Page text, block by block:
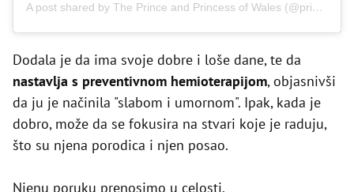
A post shared by The Prince and Princess of Wales (@princeandprincessofwales)
Dodala je da ima svoje dobre i loše dane, te da
nastavlja s preventivnom hemioterapijom, objasnivši
da ju je načinila "slabom i umornom". Ipak, kada je
dobro, može da se fokusira na stvari koje je raduju,
što su njena porodica i njen posao.
Njenu poruku prenosimo u celosti.